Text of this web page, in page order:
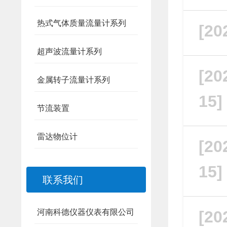
热式气体质量流量计系列
超声波流量计系列
金属转子流量计系列
节流装置
雷达物位计
联系我们
河南科德仪器仪表有限公司